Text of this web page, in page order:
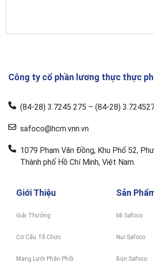
Công ty cổ phần lương thực thực
(84-28) 3.7245 275 – (84-28)
safoco@hcm.vnn.vn
1079 Phạm Văn Đồng, Khu Phố 52,
Thành phố Hồ Chí Minh, Việt Nam.
Giới Thiệu
Giải Thưởng
Cơ Cấu Tổ Chức
Mạng Lưới Phân Phối
Sản
Mì Safoco
Nui Safoco
Bún Safoco